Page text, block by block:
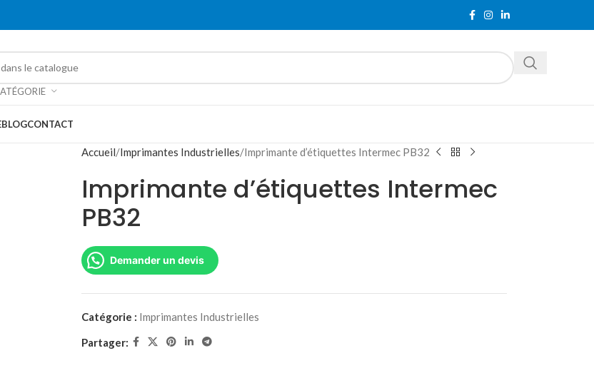
BLOGCONTACT
Accueil Imprimantes Industrielles Imprimante d’étiquettes Intermec PB32
Imprimante d’étiquettes Intermec
PB32
Demander un devis
Catégorie : Imprimantes Industrielles
Partager: